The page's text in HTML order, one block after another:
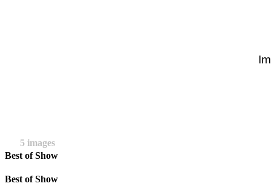
5 images
Best of Show
Best of Show